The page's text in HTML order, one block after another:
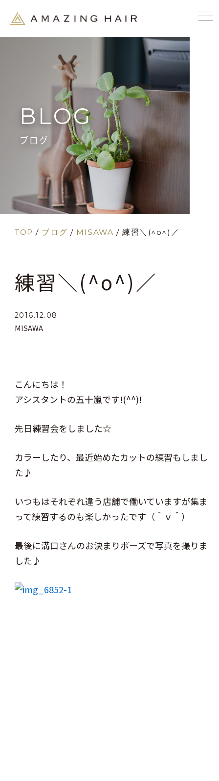
BLOG
ブログ
TOP / ブログ / MISAWA /練習＼(^o^)／
練習＼(^o^)／
2016.12.08
MISAWA
こんにちは！
アシスタントの五十嵐です!(^^)!
先日練習会をしました☆
カラーしたり、最近始めたカットの練習もしまし
た♪
いつもはそれぞれ違う店舗で働いていますが集ま
って練習するのも楽しかったです（＾ｖ＾）
最後に溝口さんのお決まりポーズで写真を撮りま
した♪